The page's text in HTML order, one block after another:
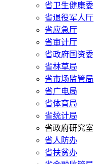
省卫生健康委
省退役军人厅
省应急厅
省审计厅
省政府国资委
省林草局
省市场监管局
省广电局
省体育局
省统计局
省政府研究室
省人防办
省扶贫办